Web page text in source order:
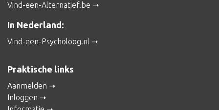
Vind-een-Alternatief.be
In Nederland:
Vind-een-Psycholoog.nl
Praktische links
Aanmelden
Inloggen